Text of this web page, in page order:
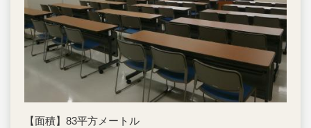
【面積】83平方メートル